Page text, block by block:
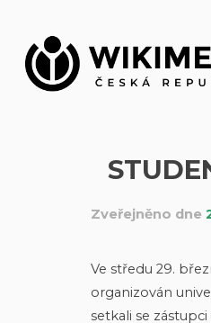
obsah
Zveřejněno dne
Ve středu 29.
organizován
setkali se